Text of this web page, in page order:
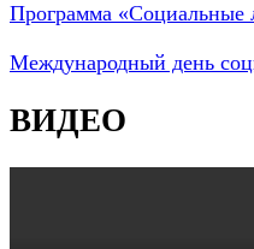
Программа «Социальные
Международный день
ВИДЕО